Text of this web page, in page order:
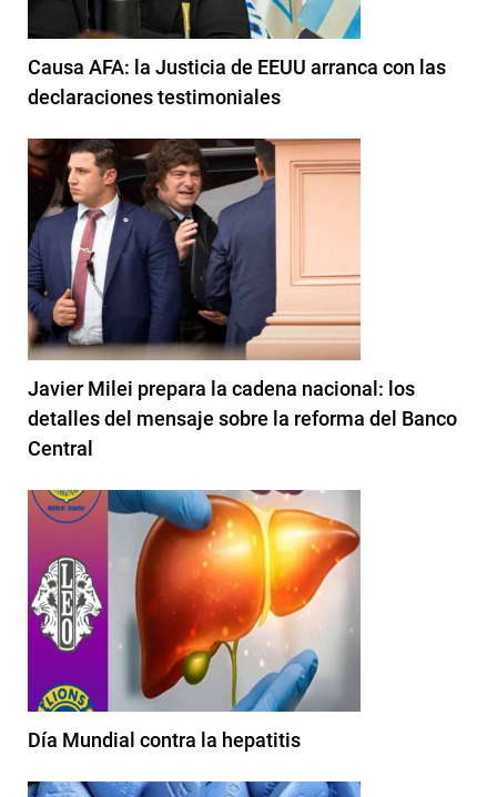
Causa AFA: la Justicia de EEUU arranca con las
declaraciones testimoniales
Javier Milei prepara la cadena nacional: los
detalles del mensaje sobre la reforma del Banco
Central
Día Mundial contra la hepatitis